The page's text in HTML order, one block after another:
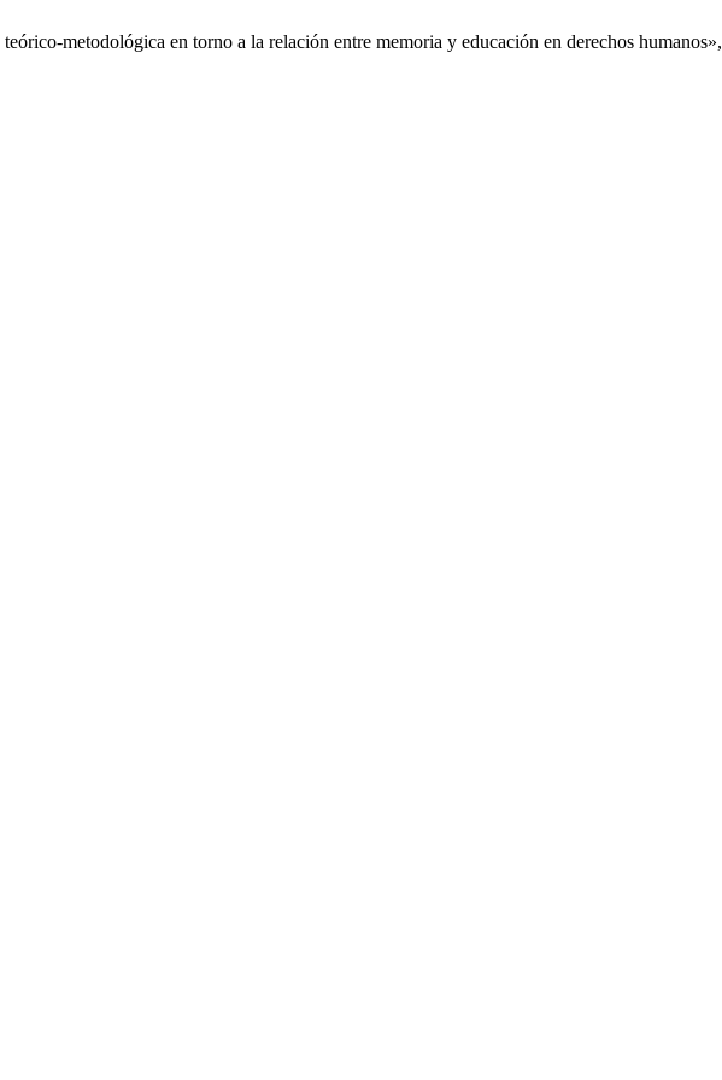
metodológica en torno a la relación entre memoria y educación en derechos humanos»,